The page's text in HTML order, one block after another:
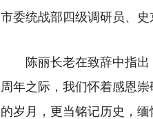
市委统战部四级调研员、史
陈丽长老在致辞中指
周年之际，我们怀着感恩
的岁月，更当铭记历史，